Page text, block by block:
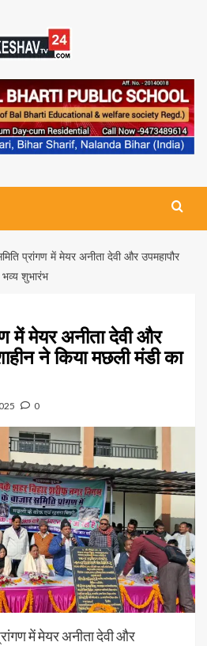
प्रांगण में मेयर अनीता देवी और उपमहापौर
शुभारंभ
में मेयर अनीता देवी और
ने किया मछली मंडी का
0
में मेयर अनीता देवी और